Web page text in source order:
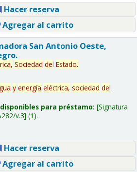
Hacer reserva
Agregar al carrito
San Antonio Oeste,
Sociedad del Estado.
y energía eléctrica, sociedad del
para préstamo: Signatura
v.3 (1).
Hacer reserva
Agregar al carrito